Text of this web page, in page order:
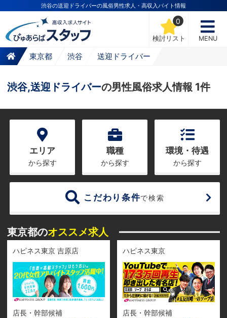
渋谷の送迎ドライバーの風俗男性求人・高収入バイト情報
検討リスト
0
MENU
東京都 渋谷 送迎ドライバー
渋谷,送迎ドライバーの男性風俗求人情報 1件
エリア
から探す
職種
から探す
環境・待遇
から探す
こだわり条件で検索
東京都のオススメ求人
ハピネス東京 吉原店
店長・幹部候補
ハピネス東京
店長・幹部候補